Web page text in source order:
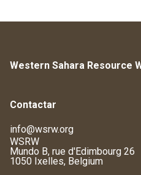
Western Sahara Resource
Contactar
info@wsrw.org
WSRW
Mundo B, rue d'Edimbourg 26
1050 Ixelles, Belgium